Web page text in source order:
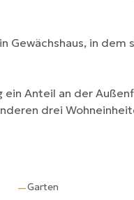
Gewächshaus, in
ein Anteil an der
drei
—Garten